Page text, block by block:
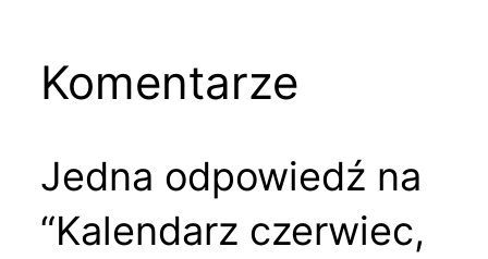
Komentarze
Jedna odpowiedź na
“Kalendarz czerwiec,